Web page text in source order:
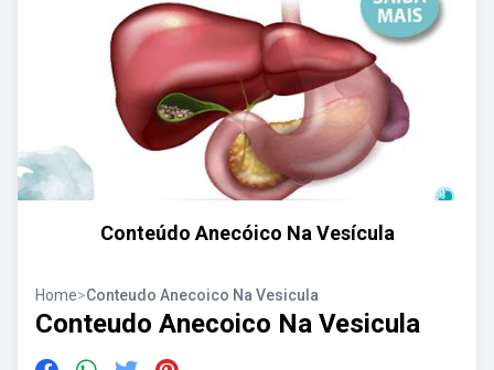
Conteúdo Anecóico Na Vesícula
Home>Conteudo Anecoico Na Vesicula
Conteudo Anecoico Na Vesicula